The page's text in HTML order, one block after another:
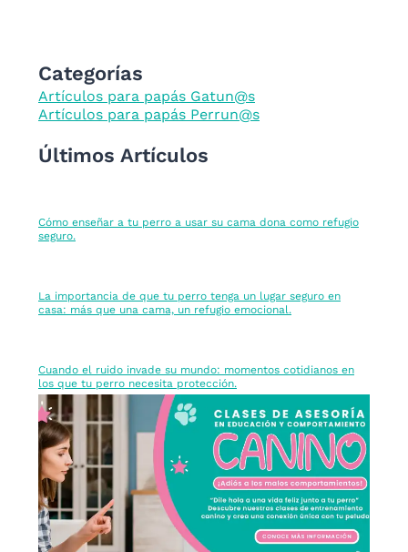
Categorías
Artículos para papás Gatun@s
Artículos para papás Perrun@s
Últimos Artículos
Cómo enseñar a tu perro a usar su cama dona como refugio
seguro.
La importancia de que tu perro tenga un lugar seguro en
casa: más que una cama, un refugio emocional.
Cuando el ruido invade su mundo: momentos cotidianos en
los que tu perro necesita protección.